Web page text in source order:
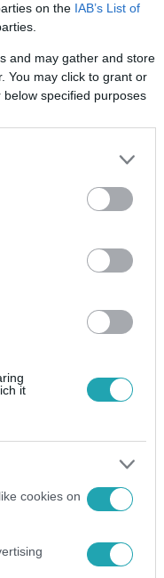
on the IAB’s List of
and may gather and store
You may click to grant or
specified purposes
it
cookies on
a
esik
hitelről vagy éppen a
Pluszt, a
új falusi CSOK-ot is
Mi indokolja a
van a
többek között ezeket